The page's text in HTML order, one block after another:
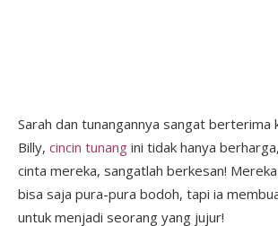
Sarah dan tunangannya sangat berterima
Billy, cincin tunang ini tidak hanya
cinta mereka, sangatlah berkesan!
bisa saja pura-pura bodoh, tapi ia
untuk menjadi seorang yang jujur!